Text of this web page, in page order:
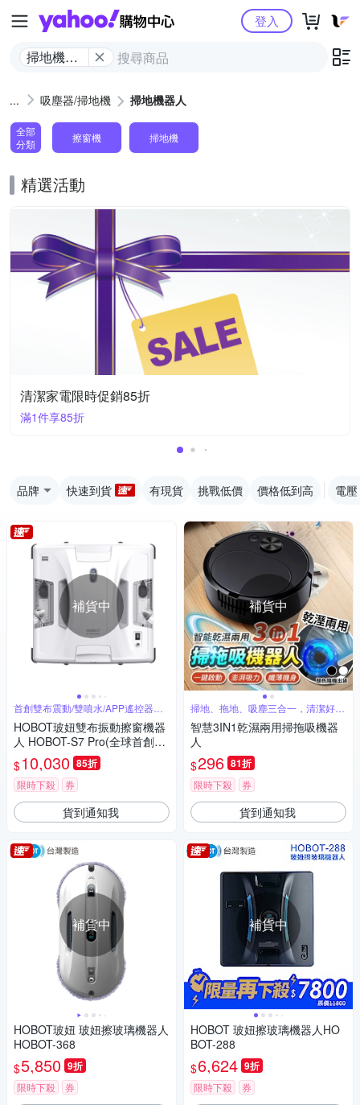
Yahoo購物中心
掃地機器
登入
吸塵器/掃地機 掃地機器人
全部
分類
擦窗機 掃地機
精選活動
清潔家電限時促銷85折
滿1件享85折
品牌 快速到貨 有現貨 挑戰低價 價格低到高 電壓
補貨中
首創雙布震動/雙噴水/APP遙控器雙
控制
HOBOT玻妞雙布振動擦窗機器
人 HOBOT-S7 Pro(全球首創雙
布震動/雙噴水/APP遙控器雙控
制)
$10,030 85折
限時下殺 券
貨到通知我
補貨中
HOBOT玻妞 玻妞擦玻璃機器人
HOBOT-368
$5,850 9折
限時下殺 券
補貨中
掃地、拖地、吸塵三合一，清潔好幫
手
智慧3IN1乾濕兩用掃拖吸機器
人
$296 81折
限時下殺 券
貨到通知我
補貨中
HOBOT 玻妞擦玻璃機器人HO
BOT-288
$6,624 9折
限時下殺 券